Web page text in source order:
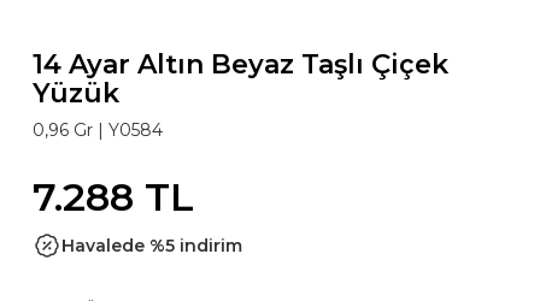
14 Ayar Altın Beyaz Taşlı Çiçek
Yüzük
0,96 Gr | Y0584
7.288 TL
Havalede %5 indirim